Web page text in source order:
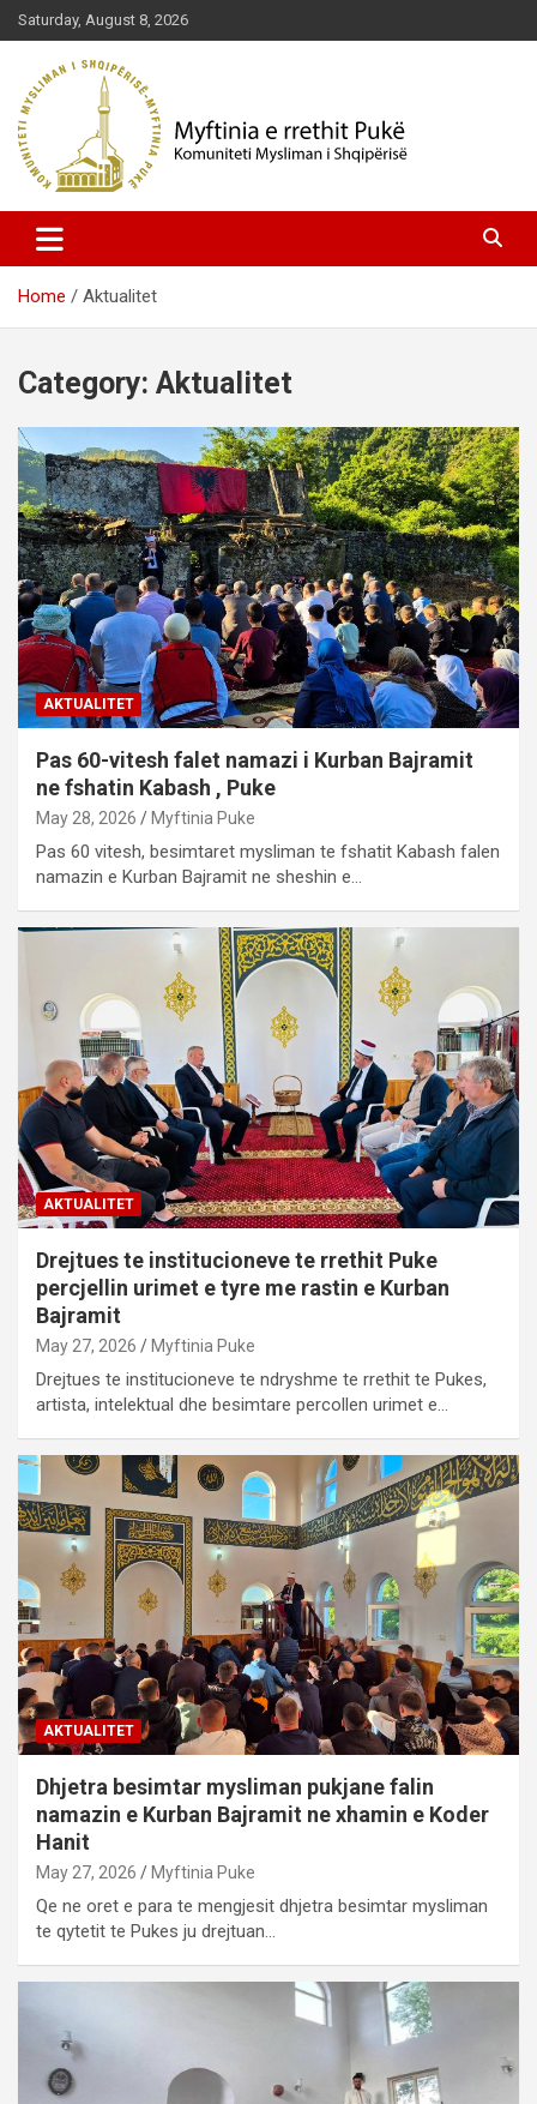
Skip
to
content
Saturday, August 8, 2026
Myftinia Pukë | Faqja Zyrtare
Home Aktualitet
Category: Aktualitet
AKTUALITET
Pas 60-vitesh falet namazi i Kurban Bajramit
ne fshatin Kabash , Puke
May 28, 2026 Myftinia Puke
Pas 60 vitesh, besimtaret mysliman te fshatit Kabash falen
namazin e Kurban Bajramit ne sheshin e…
AKTUALITET
Drejtues te institucioneve te rrethit Puke
percjellin urimet e tyre me rastin e Kurban
Bajramit
May 27, 2026 Myftinia Puke
Drejtues te institucioneve te ndryshme te rrethit te Pukes,
artista, intelektual dhe besimtare percollen urimet e…
AKTUALITET
Dhjetra besimtar mysliman pukjane falin
namazin e Kurban Bajramit ne xhamin e Koder
Hanit
May 27, 2026 Myftinia Puke
Qe ne oret e para te mengjesit dhjetra besimtar mysliman
te qytetit te Pukes ju drejtuan…